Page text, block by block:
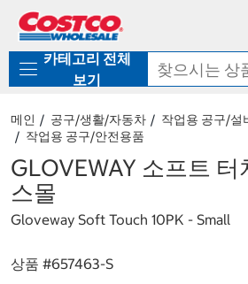
로
기
가
카테고리 전체
보기
메인 공구/생활/자동차
작업용 공구/설
작업용 공구/안전용품
GLOVEWAY 소프트 터
스몰
Gloveway Soft Touch 10PK - Small
상품 #657463-S